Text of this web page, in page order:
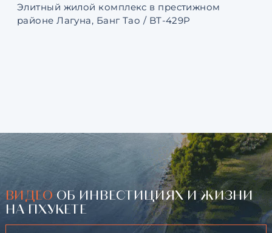
Элитный жилой комплекс в престижном
районе Лагуна, Банг Тао / BT-429P
ВИДЕО ОБ ИНВЕСТИЦИЯХ И ЖИЗНИ
НА ПХУКЕТЕ